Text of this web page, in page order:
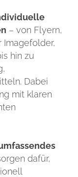
– von Flyern,
Imagefolder,
hin zu
Dabei
mit klaren
dafür,